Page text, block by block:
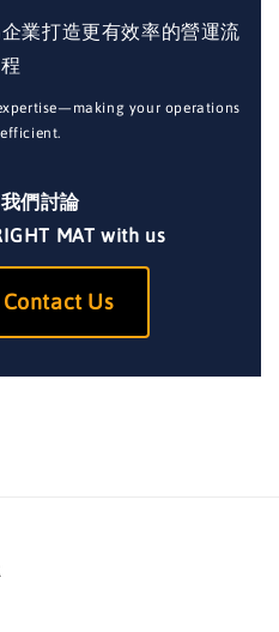
業打造更有效率的營運流
程
your operations
們討論
MAT with us
Us